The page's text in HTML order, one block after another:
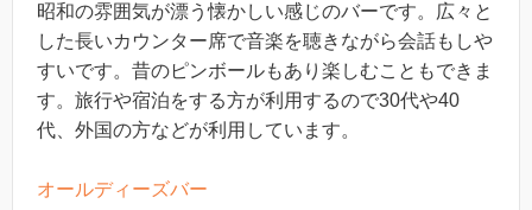
昭和の雰囲気が漂う懐かしい感じのバーです。広々と
した長いカウンター席で音楽を聴きながら会話もしや
すいです。昔のピンボールもあり楽しむこともできま
す。旅行や宿泊をする方が利用するので30代や40
代、外国の方などが利用しています。
オールディーズバー